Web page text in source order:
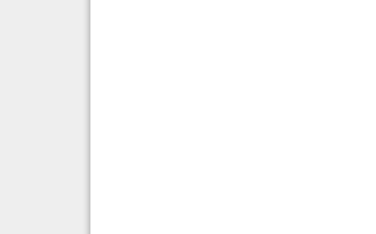
v_e_pro
v_e_min
v_e_ret
v_e_nom